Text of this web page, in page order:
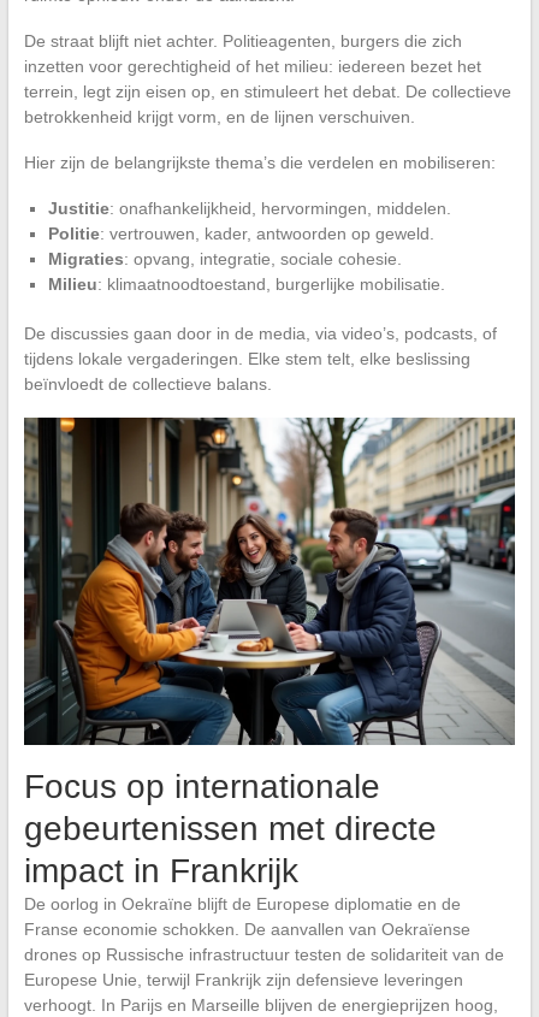
De straat blijft niet achter. Politieagenten, burgers die zich
inzetten voor gerechtigheid of het milieu: iedereen bezet het
terrein, legt zijn eisen op, en stimuleert het debat. De collectieve
betrokkenheid krijgt vorm, en de lijnen verschuiven.
Hier zijn de belangrijkste thema’s die verdelen en mobiliseren:
Justitie: onafhankelijkheid, hervormingen, middelen.
Politie: vertrouwen, kader, antwoorden op geweld.
Migraties: opvang, integratie, sociale cohesie.
Milieu: klimaatnoodtoestand, burgerlijke mobilisatie.
De discussies gaan door in de media, via video’s, podcasts, of
tijdens lokale vergaderingen. Elke stem telt, elke beslissing
beïnvloedt de collectieve balans.
Focus op internationale
gebeurtenissen met directe
impact in Frankrijk
De oorlog in Oekraïne blijft de Europese diplomatie en de
Franse economie schokken. De aanvallen van Oekraïense
drones op Russische infrastructuur testen de solidariteit van de
Europese Unie, terwijl Frankrijk zijn defensieve leveringen
verhoogt. In Parijs en Marseille blijven de energieprijzen hoog,